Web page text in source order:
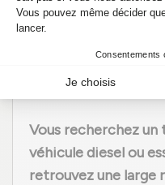
Vous recherchez
véhicule diesel ou
retrouvez une large